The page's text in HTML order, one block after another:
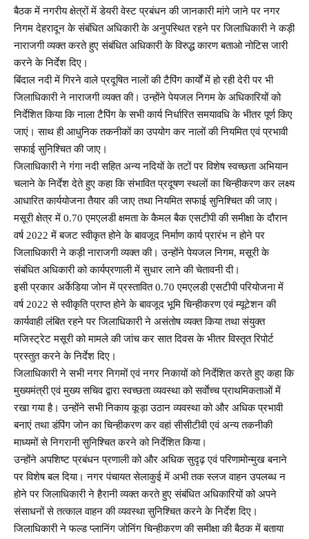
बैठक में नगरीय क्षेत्रों में डेयरी वेस्ट प्रबंधन की जानकारी मांगे जाने पर नगर
निगम देहरादून के संबंधित अधिकारी के अनुपस्थित रहने पर जिलाधिकारी ने कड़ी
नाराजगी व्यक्त करते हुए संबंधित अधिकारी के विरुद्ध कारण बताओ नोटिस जारी
करने के निर्देश दिए।
बिंदाल नदी में गिरने वाले प्रदूषित नालों की टैपिंग कार्यों में हो रही देरी पर भी
जिलाधिकारी ने नाराजगी व्यक्त की। उन्होंने पेयजल निगम के अधिकारियों को
निर्देशित किया कि नाला टैपिंग के सभी कार्य निर्धारित समयावधि के भीतर पूर्ण किए
जाएं। साथ ही आधुनिक तकनीकों का उपयोग कर नालों की नियमित एवं प्रभावी
सफाई सुनिश्चित की जाए।
जिलाधिकारी ने गंगा नदी सहित अन्य नदियों के तटों पर विशेष स्वच्छता अभियान
चलाने के निर्देश देते हुए कहा कि संभावित प्रदूषण स्थलों का चिन्हीकरण कर लक्ष्य
आधारित कार्ययोजना तैयार की जाए तथा नियमित सफाई सुनिश्चित की जाए।
मसूरी क्षेत्र में 0.70 एमएलडी क्षमता के कैमल बैक एसटीपी की समीक्षा के दौरान
वर्ष 2022 में बजट स्वीकृत होने के बावजूद निर्माण कार्य प्रारंभ न होने पर
जिलाधिकारी ने कड़ी नाराजगी व्यक्त की। उन्होंने पेयजल निगम, मसूरी के
संबंधित अधिकारी को कार्यप्रणाली में सुधार लाने की चेतावनी दी।
इसी प्रकार अर्केडिया जोन में प्रस्तावित 0.70 एमएलडी एसटीपी परियोजना में
वर्ष 2022 से स्वीकृति प्राप्त होने के बावजूद भूमि चिन्हीकरण एवं म्यूटेशन की
कार्यवाही लंबित रहने पर जिलाधिकारी ने असंतोष व्यक्त किया तथा संयुक्त
मजिस्ट्रेट मसूरी को मामले की जांच कर सात दिवस के भीतर विस्तृत रिपोर्ट
प्रस्तुत करने के निर्देश दिए।
जिलाधिकारी ने सभी नगर निगमों एवं नगर निकायों को निर्देशित करते हुए कहा कि
मुख्यमंत्री एवं मुख्य सचिव द्वारा स्वच्छता व्यवस्था को सर्वाेच्च प्राथमिकताओं में
रखा गया है। उन्होंने सभी निकाय कूड़ा उठान व्यवस्था को और अधिक प्रभावी
बनाएं तथा डंपिंग जोन का चिन्हीकरण कर वहां सीसीटीवी एवं अन्य तकनीकी
माध्यमों से निगरानी सुनिश्चित करने को निर्देशित किया।
उन्होंने अपशिष्ट प्रबंधन प्रणाली को और अधिक सुदृढ़ एवं परिणामोन्मुख बनाने
पर विशेष बल दिया। नगर पंचायत सेलाकुई में अभी तक स्लज वाहन उपलब्ध न
होने पर जिलाधिकारी ने हैरानी व्यक्त करते हुए संबंधित अधिकारियों को अपने
संसाधनों से तत्काल वाहन की व्यवस्था सुनिश्चित करने के निर्देश दिए।
जिलाधिकारी ने फल्ड प्लानिंग जोनिंग चिन्हीकरण की समीक्षा की बैठक में बताया